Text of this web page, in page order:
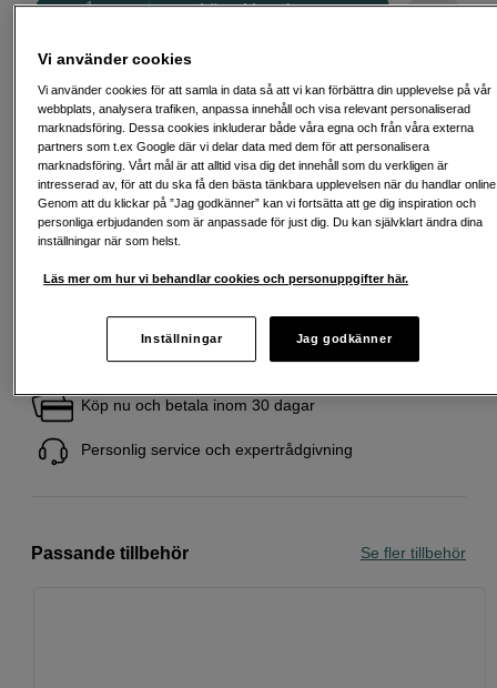
Lägg i kundvagn
Delbetala från 656 SEK/mån via
Exempel: 48 mån, 656 SEK/mån, totalt 32 067 SEK, effektiv ränta 10,45 %
Startavgift 579 SEK, aviavgift 45 SEK/mån tillkommer
Att låna kostar pengar! Om du inte kan betala tillbaka skulden i tid
riskerar du en betalningsanmärkning. Det kan leda till svårigheter att få hyra
bostad, teckna abonnemang och få nya lån. För stöd, vänd dig till budget-
och skuldrådgivningen i din kommun. Kontaktuppgifter finns på
Fri frakt vid köp över 1 500 kronor
Köp nu och betala inom 30 dagar
Personlig service och expertrådgivning
Passande tillbehör Se fler tillbehör
Vi använder cookies
Vi använder cookies för att samla in data så att vi kan förbättra din upplevelse på vår
webbplats, analysera trafiken, anpassa innehåll och visa relevant personaliserad
marknadsföring. Dessa cookies inkluderar både våra egna och från våra externa
partners som t.ex Google där vi delar data med dem för att personalisera
marknadsföring. Vårt mål är att alltid visa dig det innehåll som du verkligen är
intresserad av, för att du ska få den bästa tänkbara upplevelsen när du handlar
Genom att du klickar på ”Jag godkänner” kan vi fortsätta att ge dig inspiration och
personliga erbjudanden som är anpassade för just dig. Du kan självklart ändra dina
inställningar när som helst.
Läs mer om hur vi behandlar cookies och personuppgifter här.
Inställningar Jag godkänner